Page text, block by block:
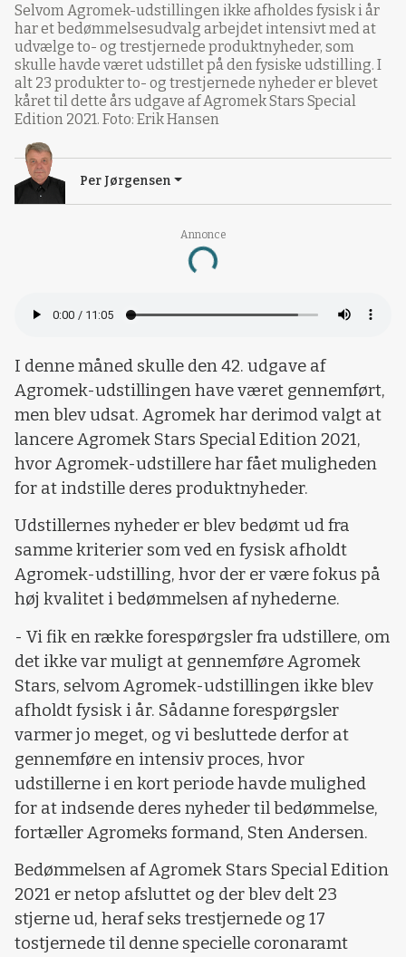
Annonce
Loading...
Selvom Agromek-udstillingen ikke afholdes fysisk i år
har et bedømmelsesudvalg arbejdet intensivt med at
udvælge to- og trestjernede produktnyheder, som
skulle havde været udstillet på den fysiske udstilling. I
alt 23 produkter to- og trestjernede nyheder er blevet
kåret til dette års udgave af Agromek Stars Special
Edition 2021. Foto: Erik Hansen
Per Jørgensen
I denne måned skulle den 42. udgave af
Agromek-udstillingen have været gennemført,
men blev udsat. Agromek har derimod valgt at
lancere Agromek Stars Special Edition 2021,
hvor Agromek-udstillere har fået muligheden
for at indstille deres produktnyheder.
Udstillernes nyheder er blev bedømt ud fra
samme kriterier som ved en fysisk afholdt
Agromek-udstilling, hvor der er være fokus på
høj kvalitet i bedømmelsen af nyhederne.
- Vi fik en række forespørgsler fra udstillere, om
det ikke var muligt at gennemføre Agromek
Stars, selvom Agromek-udstillingen ikke blev
afholdt fysisk i år. Sådanne forespørgsler
varmer jo meget, og vi besluttede derfor at
gennemføre en intensiv proces, hvor
udstillerne i en kort periode havde mulighed
for at indsende deres nyheder til bedømmelse,
fortæller Agromeks formand, Sten Andersen.
Bedømmelsen af Agromek Stars Special Edition
2021 er netop afsluttet og der blev delt 23
stjerne ud, heraf seks trestjernede og 17
tostjernede til denne specielle coronaramt